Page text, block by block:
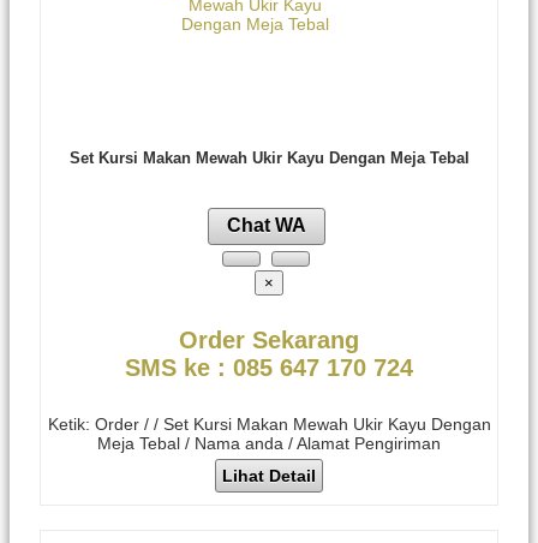
Set Kursi Makan Mewah Ukir Kayu Dengan Meja Tebal
Chat WA
×
Order Sekarang
SMS ke : 085 647 170 724
Ketik: Order / / Set Kursi Makan Mewah Ukir Kayu Dengan
Meja Tebal / Nama anda / Alamat Pengiriman
Lihat Detail